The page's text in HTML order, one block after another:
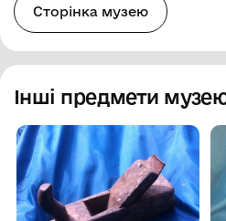
Сторінка музею
Інші предмети